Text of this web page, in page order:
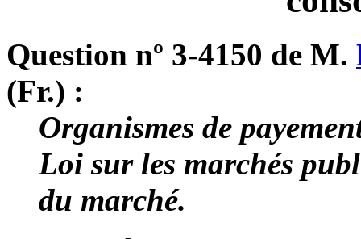
Question nº 3-4150 de M.
(Fr.) :
Organismes de
Loi sur les marchés
du marché.